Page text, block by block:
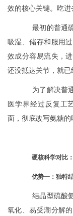
效的核心关键。吃进
最初的普通
吸湿、储存和服用
效成分容易流失，
还没抵达关节，就已
为了解决普
医学界经过反复工
面，彻底改写氨糖的
硬核科学对比
优势一：独特
结晶型硫酸
氧化、易受潮分解